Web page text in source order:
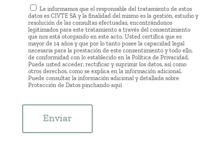
Le informamos que el responsable del tratamiento de estos
datos es CIVTE SA y la finalidad del mismo es la gestión, estudio y
resolución de las consultas efectuadas, encontrándonos
legitimados para este tratamiento a través del consentimiento
que nos está otorgando en este acto. Usted certifica que es
mayor de 14 años y que por lo tanto posee la capacidad legal
necesaria para la prestación de este consentimiento y todo ello,
de conformidad con lo establecido en la Política de Privacidad.
Puede usted acceder, rectificar y suprimir los datos, así como
otros derechos, como se explica en la información adicional.
Puede consultar la información adicional y detallada sobre
Protección de Datos pinchando aquí
Enviar